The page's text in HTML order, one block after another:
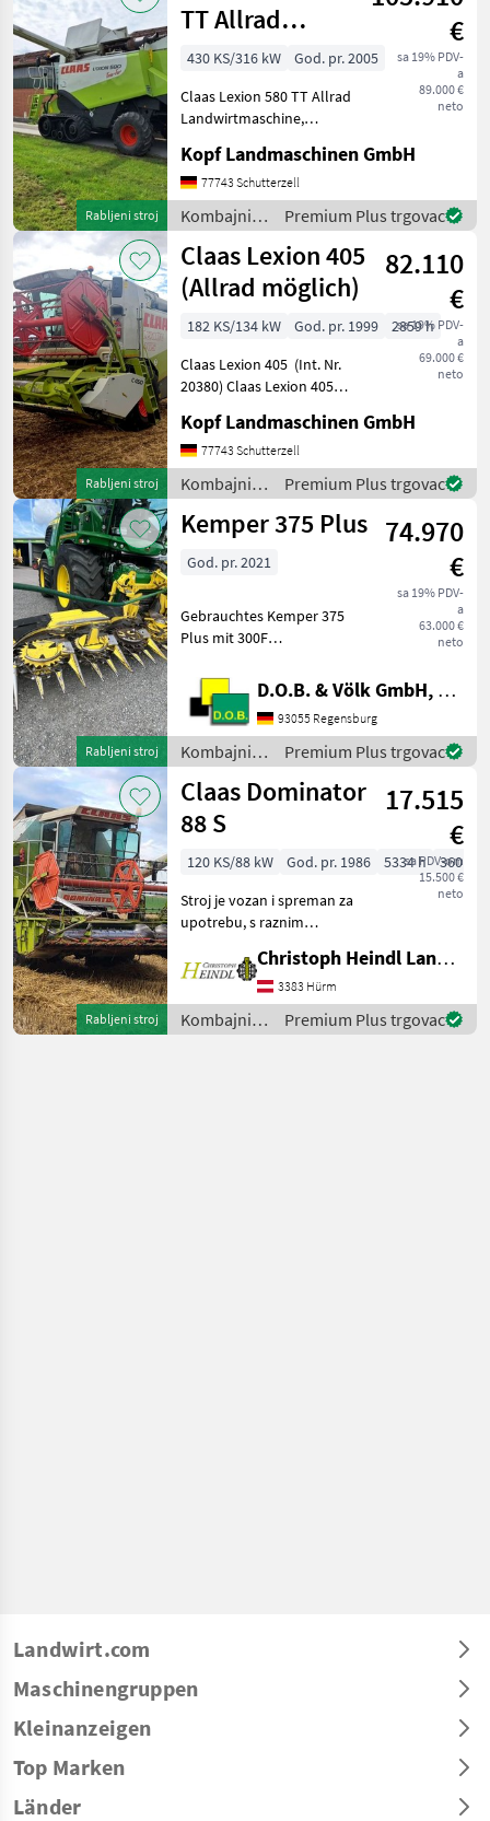
Rabljeni stroj
TT Allrad
Landwirtmaschine
Merc
€
sa 19% PDV-
a
89.000 €
neto
430 KS/316 kW
God. pr. 2005
Claas Lexion 580 TT Allrad
Landwirtmaschine,
Trommelstunden (Int. Nr.
17804) AutoContour
Schneidwerksregelung,
Beleuchtung für klappbare
Vorsa
Kopf Landmaschinen GmbH
77743 Schutterzell
Kombajni /
Claas
Premium Plus trgovac
Rabljeni stroj
Claas Lexion 405
(Allrad möglich)
82.110
€
sa 19% PDV-
a
69.000 €
neto
182 KS/134 kW God. pr. 1999
2859 h
Claas Lexion 405 (Int. Nr.
20380) Claas Lexion 405
1006-60TW 125kW / 170 PS
(ECE) 134 kW / 182 PS
brutto 3.062 ha 2.859
Betriebsstunden
Kopf Landmaschinen GmbH
77743 Schutterzell
Kombajni /
Claas
Premium Plus trgovac
Rabljeni stroj
Kemper 375 Plus 74.970
€
sa 19% PDV-
a
63.000 €
neto
God. pr. 2021
Gebrauchtes Kemper 375
Plus mit 300F
07.2021 * AHC -
Automatische
Höhenführung *
Zünslerbügel * Komfort
Zusatzfahrwerk 300F Das
Maisgebiss
D.O.B. & Völk GmbH, Filiale Regensburg
93055 Regensburg
Kombajni /
Kemper
Premium Plus trgovac
Rabljeni stroj
Claas Dominator
88 S
17.515
€
sa PDV-om
15.500 €
neto
120 KS/88 kW God. pr. 1986 5334 h
360 cm
Stroj je vozan i spreman za
upotrebu, s raznim
primjerenim njegovoj
motor 120 KS - Ručni
mjenjač, 20 km/h - 5 slamo
Christoph Heindl Landtechnik GmbH, Inning
3383 Hürm
Kombajni /
Claas
Premium Plus trgovac
Landwirt.com
Maschinengruppen
Kleinanzeigen
Top Marken
Länder